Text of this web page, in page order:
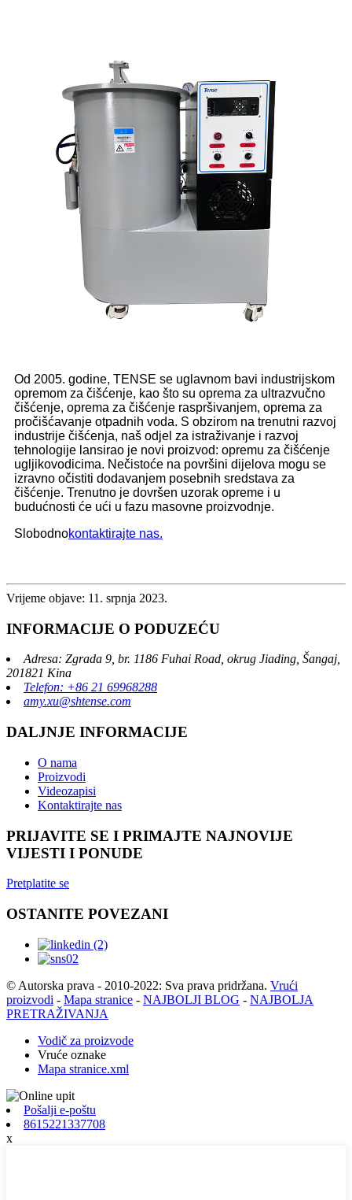
Od 2005. godine, TENSE se uglavnom bavi industrijskom
opremom za čišćenje, kao što su oprema za ultrazvučno
čišćenje, oprema za čišćenje raspršivanjem, oprema za
pročišćavanje otpadnih voda. S obzirom na trenutni razvoj
industrije čišćenja, naš odjel za istraživanje i razvoj
tehnologije lansirao je novi proizvod: opremu za čišćenje
ugljikovodicima. Nečistoće na površini dijelova mogu se
izravno očistiti dodavanjem posebnih sredstava za
čišćenje. Trenutno je dovršen uzorak opreme i u
budućnosti će ući u fazu masovne proizvodnje.
Slobodnokontaktirajte nas.
Vrijeme objave: 11. srpnja 2023.
INFORMACIJE O PODUZEĆU
Adresa: Zgrada 9, br. 1186 Fuhai Road, okrug Jiading, Šangaj,
201821 Kina
Telefon: +86 21 69968288
amy.xu@shtense.com
DALJNJE INFORMACIJE
O nama
Proizvodi
Videozapisi
Kontaktirajte nas
PRIJAVITE SE I PRIMAJTE NAJNOVIJE
VIJESTI I PONUDE
Pretplatite se
OSTANITE POVEZANI
© Autorska prava - 2010-2022: Sva prava pridržana. Vrući
proizvodi - Mapa stranice - NAJBOLJI BLOG - NAJBOLJA
PRETRAŽIVANJA
Vodič za proizvode
Vruće oznake
Mapa stranice.xml
Pošalji e-poštu
8615221337708
x